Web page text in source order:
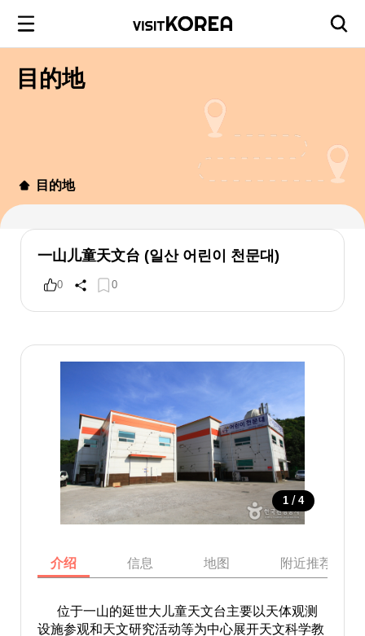
目的地
目的地
一山儿童天文台 (일산 어린이 천문대)
0 0
1 / 4
介绍 信息 地图 附近推荐景点
位于一山的延世大儿童天文台主要以天体观测
设施参观和天文研究活动等为中心展开天文科学教